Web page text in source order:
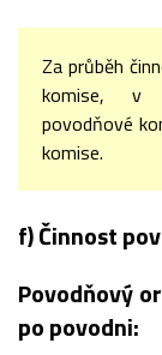
Za průběh
komise, v
povodňové
komise.
f) Činnost
Povodňový
po povodni: